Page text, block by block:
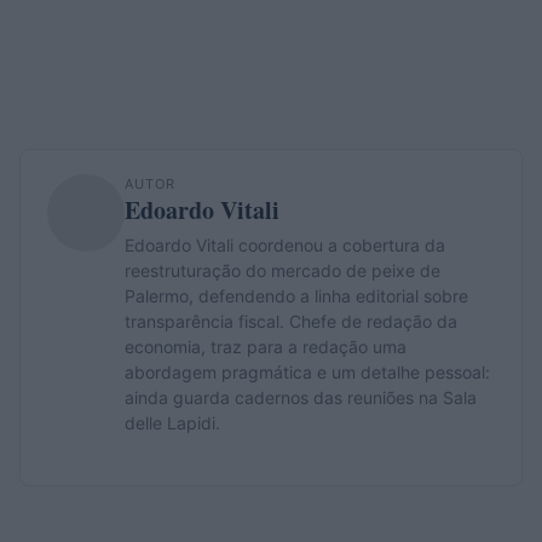
AUTOR
Edoardo Vitali
Edoardo Vitali coordenou a cobertura da
reestruturação do mercado de peixe de
Palermo, defendendo a linha editorial sobre
transparência fiscal. Chefe de redação da
economia, traz para a redação uma
abordagem pragmática e um detalhe pessoal:
ainda guarda cadernos das reuniões na Sala
delle Lapidi.